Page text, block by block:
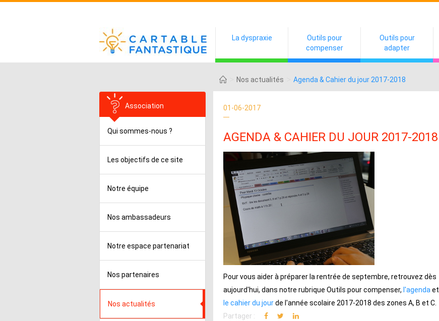
La dyspraxie
Outils pour
compenser
Outils pour
adapter
Nos actualités Agenda & Cahier du jour 2017-2018
Association
Qui sommes-nous ?
Les objectifs de ce site
Notre équipe
Nos ambassadeurs
Notre espace partenariat
Nos partenaires
Nos actualités
01-06-2017
AGENDA & CAHIER DU JOUR 2017-2018
Pour vous aider à préparer la rentrée de septembre, retrouvez dès
aujourd'hui, dans notre rubrique Outils pour compenser, l'agendaet
le cahier du jourde l'année scolaire 2017-2018 des zones A, B et C.
Partager :